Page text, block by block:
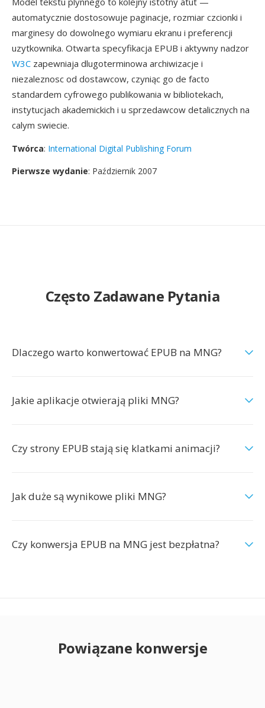
automatycznie dostosowuje paginacje, rozmiar czcionki i
marginesy do dowolnego wymiaru ekranu i preferencji
uzytkownika. Otwarta specyfikacja EPUB i aktywny nadzor
W3C zapewniaja dlugoterminowa archiwizacje i
niezaleznosc od dostawcow, czyniąc go de facto
standardem cyfrowego publikowania w bibliotekach,
instytucjach akademickich i u sprzedawcow detalicznych na
calym swiecie.
Twórca: International Digital Publishing Forum
Pierwsze wydanie: Październik 2007
Często Zadawane Pytania
Dlaczego warto konwertować EPUB na MNG?
Jakie aplikacje otwierają pliki MNG?
Czy strony EPUB stają się klatkami animacji?
Jak duże są wynikowe pliki MNG?
Czy konwersja EPUB na MNG jest bezpłatna?
Powiązane konwersje